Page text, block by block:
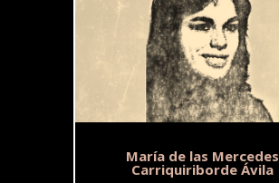
María de las Mercedes
Carriquiriborde Ávila